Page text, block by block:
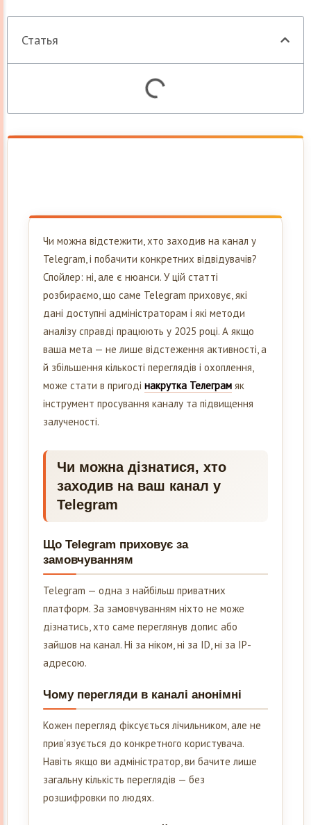
Статья
Чи можна відстежити, хто заходив на канал у
Telegram, і побачити конкретних відвідувачів?
Спойлер: ні, але є нюанси. У цій статті
розбираємо, що саме Telegram приховує, які
дані доступні адміністраторам і які методи
аналізу справді працюють у 2025 році. А якщо
ваша мета — не лише відстеження активності, а
й збільшення кількості переглядів і охоплення,
може стати в пригоді накрутка Телеграм як
інструмент просування каналу та підвищення
залученості.
Чи можна дізнатися, хто
заходив на ваш канал у
Telegram
Що Telegram приховує за
замовчуванням
Telegram — одна з найбільш приватних
платформ. За замовчуванням ніхто не може
дізнатись, хто саме переглянув допис або
зайшов на канал. Ні за ніком, ні за ID, ні за IP-
адресою.
Чому перегляди в каналі анонімні
Кожен перегляд фіксується лічильником, але не
прив’язується до конкретного користувача.
Навіть якщо ви адміністратор, ви бачите лише
загальну кількість переглядів — без
розшифровки по людях.